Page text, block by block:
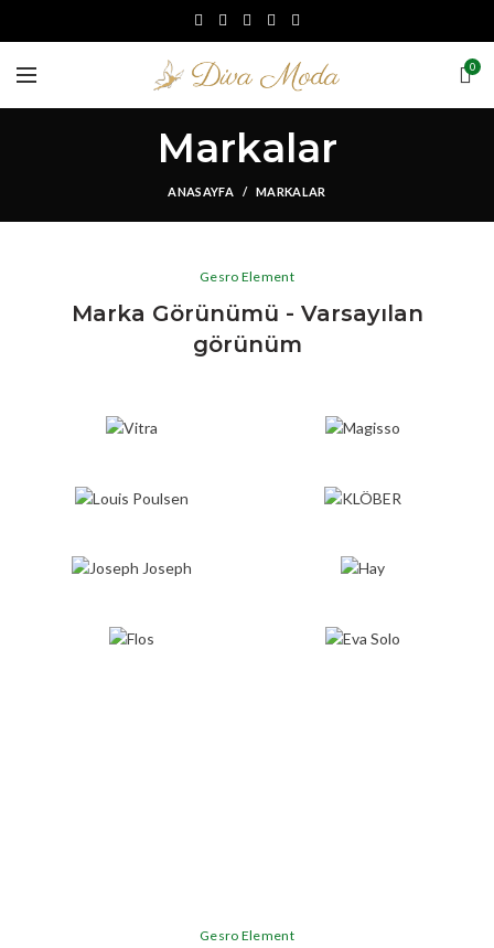
0
Markalar
ANASAYFA MARKALAR
Gesro Element
Marka Görünümü - Varsayılan
görünüm
Gesro Element